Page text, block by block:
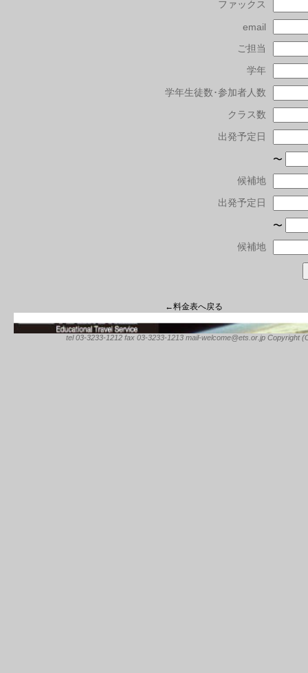
ファックス
email
ご担当
学年
学年生徒数･参加者人数
クラス数
出発予定日
〜
候補地
出発予定日
〜
候補地
←料金表へ戻る
tel 03-3233-1212 fax 03-3233-1213 mail-welcome@ets.or.jp Copyright